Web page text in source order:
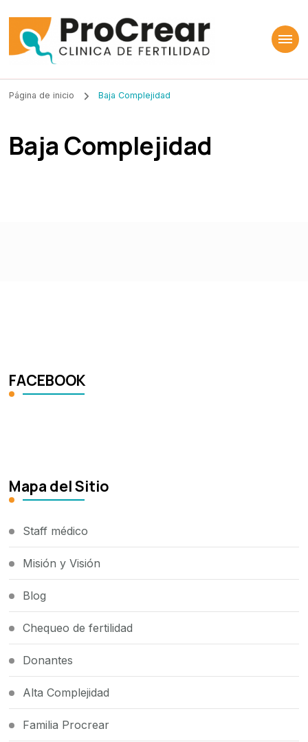
ProCrear
Página de inicio Baja Complejidad
Baja Complejidad
FACEBOOK
Mapa del Sitio
Staff médico
Misión y Visión
Blog
Chequeo de fertilidad
Donantes
Alta Complejidad
Familia Procrear